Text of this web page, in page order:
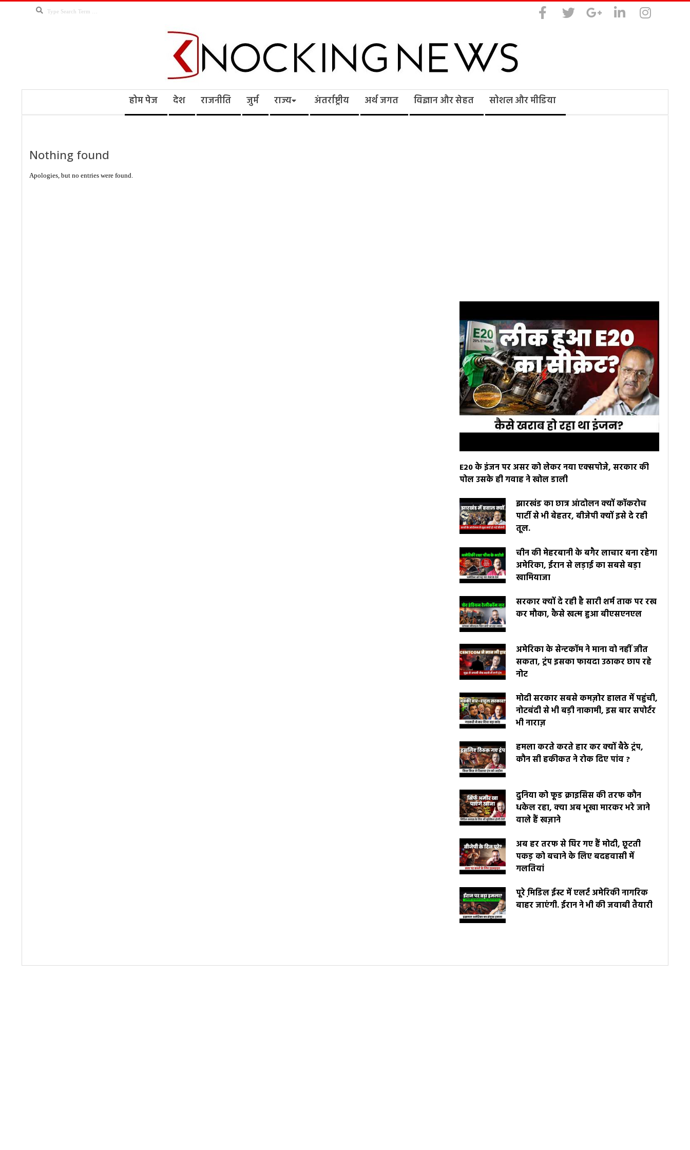
Search
Knocking
होम पेज देश राजनीति जुर्म राज्य अंतर्राष्ट्रीय अर्थ जगत विज्ञान और सेहत सोशल और मीडिया
Nothing found
Apologies, but no entries were found.
E20 के इंजन पर असर को लेकर नया एक्सपोजे, सरकार की
पोल उसके ही गवाह ने खोल डाली
झारखंड का छात्र आंदोलन क्यों कॉकरोच
पार्टी से भी बेहतर, बीजेपी क्यों इसे दे रही
तूल.
चीन की मेहरबानी के बगैर लाचार बना रहेगा
अमेरिका, ईरान से लड़ाई का सबसे बड़ा
खामियाजा
सरकार क्यों दे रही है सारी शर्म ताक पर रख
कर मौका, कैसे खत्म हुआ बीएसएनएल
अमेरिका के सेन्टकॉम ने माना वो नहीं जीत
सकता, ट्रंप इसका फायदा उठाकर छाप रहे
नोट
मोदी सरकार सबसे कमज़ोर हालत में पहुंची,
नोटबंदी से भी बड़ी नाकामी, इस बार सपोर्टर
भी नाराज़
हमला करते करते हार कर क्यों बैठे ट्रंप,
कौन सी हकीकत ने रोक दिए पांव ?
दुनिया को फूड क्राइसिस की तरफ कौन
धकेल रहा, क्या अब भूखा मारकर भरे जाने
वाले हैं खज़ाने
अब हर तरफ से घिर गए हैं मोदी, छूटती
पकड़ को बचाने के लिए बदहवासी में
गलतियां
पूरे मि़डिल ईस्ट में एलर्ट अमेरिकी नागरिक
बाहर जाएंगी. ईरान ने भी की जवाबी तैयारी